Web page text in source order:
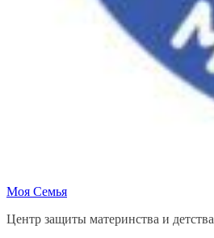
Моя Семья
Центр защиты материнства и детства